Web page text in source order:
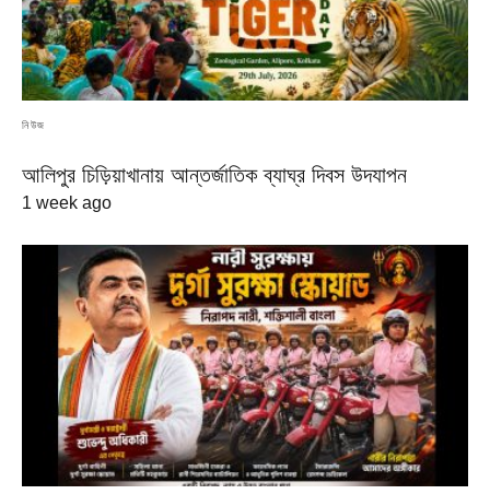
নিউজ
আলিপুর চিড়িয়াখানায় আন্তর্জাতিক ব্যাঘ্র দিবস উদযাপন
1 week ago